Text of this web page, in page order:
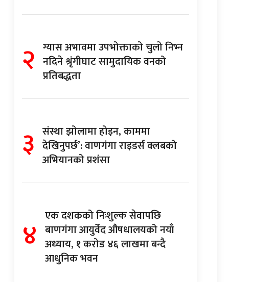
२ ग्यास अभावमा उपभोक्ताको चुलो निभ्न
नदिने श्रृंगीघाट सामुदायिक वनको
प्रतिबद्धता
३ संस्था झोलामा होइन, काममा
देखिनुपर्छ’: वाणगंगा राइडर्स क्लबको
अभियानको प्रशंसा
४ एक दशकको निःशुल्क सेवापछि
बाणगंगा आयुर्वेद औषधालयको नयाँ
अध्याय, १ करोड ४६ लाखमा बन्दै
आधुनिक भवन